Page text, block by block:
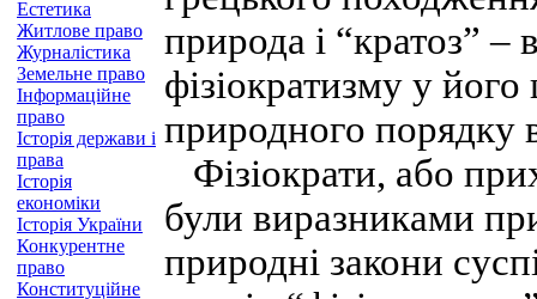
Естетика
Житлове право
Журналістика
Земельне право
Інформаційне
право
Історія держави і
права
Історія
економіки
Історія України
Конкурентне
право
Конституційне
природа і “кратоз” –
фізіократизму у
природного порядку
Фізіократи, або
були виразниками
природні закони